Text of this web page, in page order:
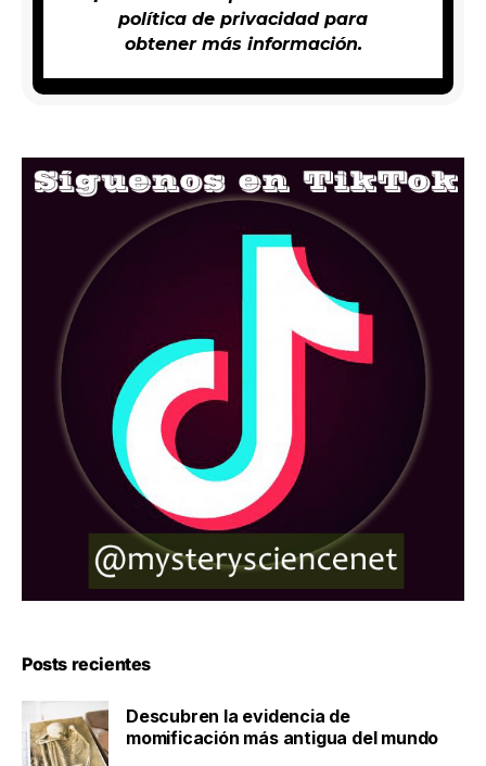
política de privacidadpara
obtener más información.
Posts recientes
Descubren la evidencia de
momificación más antigua del mundo